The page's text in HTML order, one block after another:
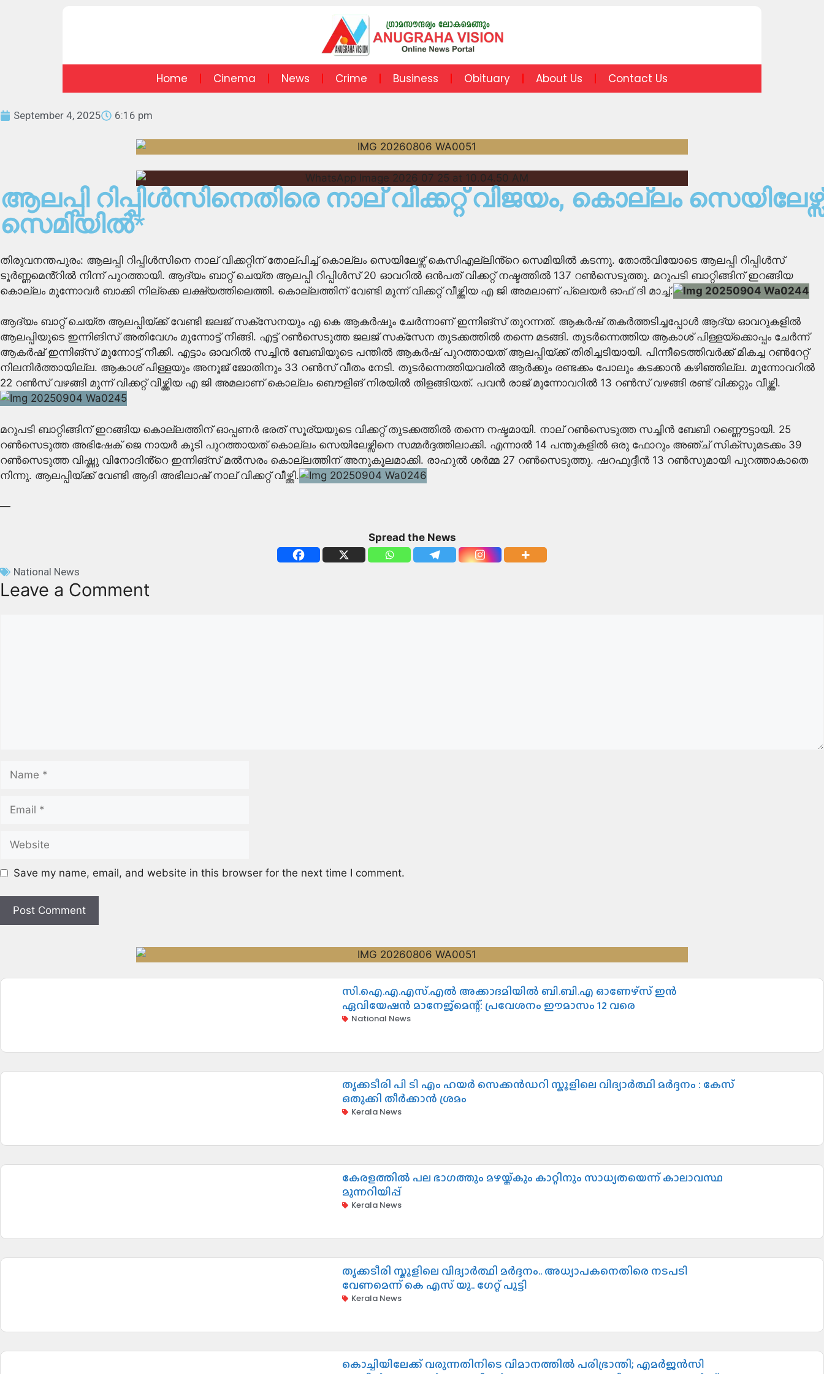
Home Cinema News Crime Business Obituary About Us Contact Us
September 4, 2025 6:16 pm
ആലപ്പി റിപ്പിൾസിനെതിരെ നാല് വിക്കറ്റ് വിജയം, കൊല്ലം സെയിലേഴ്സ്
സെമിയിൽ*
തിരുവനന്തപുരം: ആലപ്പി റിപ്പിൾസിനെ നാല് വിക്കറ്റിന് തോല്പിച്ച് കൊല്ലം സെയിലേഴ്സ് കെസിഎല്ലിൻ്റെ സെമിയിൽ കടന്നു. തോൽവിയോടെ ആലപ്പി റിപ്പിൾസ്
ടൂർണ്ണമെൻ്റിൽ നിന്ന് പുറത്തായി. ആദ്യം ബാറ്റ് ചെയ്ത ആലപ്പി റിപ്പിൾസ് 20 ഓവറിൽ ഒൻപത് വിക്കറ്റ് നഷ്ടത്തിൽ 137 റൺസെടുത്തു. മറുപടി ബാറ്റിങ്ങിന് ഇറങ്ങിയ
കൊല്ലം മൂന്നോവർ ബാക്കി നില്ക്കെ ലക്ഷ്യത്തിലെത്തി. കൊല്ലത്തിന് വേണ്ടി മൂന്ന് വിക്കറ്റ് വീഴ്ത്തിയ എ ജി അമലാണ് പ്ലെയർ ഓഫ് ദി മാച്ച്.
ആദ്യം ബാറ്റ് ചെയ്ത ആലപ്പിയ്ക്ക് വേണ്ടി ജലജ് സക്സേനയും എ കെ ആകർഷും ചേർന്നാണ് ഇന്നിങ്സ് തുറന്നത്. ആകർഷ് തകർത്തടിച്ചപ്പോൾ ആദ്യ ഓവറുകളിൽ
ആലപ്പിയുടെ ഇന്നിങിസ് അതിവേഗം മുന്നോട്ട് നീങ്ങി. എട്ട് റൺസെടുത്ത ജലജ് സക്സേന തുടക്കത്തിൽ തന്നെ മടങ്ങി. തുടർന്നെത്തിയ ആകാശ് പിള്ളയ്ക്കൊപ്പം ചേർന്ന്
ആകർഷ് ഇന്നിങ്സ് മുന്നോട്ട് നീക്കി. എട്ടാം ഓവറിൽ സച്ചിൻ ബേബിയുടെ പന്തിൽ ആകർഷ് പുറത്തായത് ആലപ്പിയ്ക്ക് തിരിച്ചടിയായി. പിന്നീടെത്തിവർക്ക് മികച്ച റൺറേറ്റ്
നിലനിർത്തായില്ല. ആകാശ് പിള്ളയും അനൂജ് ജോതിനും 33 റൺസ് വീതം നേടി. തുടർന്നെത്തിയവരിൽ ആർക്കും രണ്ടക്കം പോലും കടക്കാൻ കഴിഞ്ഞില്ല. മൂന്നോവറിൽ
22 റൺസ് വഴങ്ങി മൂന്ന് വിക്കറ്റ് വീഴ്ത്തിയ എ ജി അമലാണ് കൊല്ലം ബൌളിങ് നിരയിൽ തിളങ്ങിയത്. പവൻ രാജ് മൂന്നോവറിൽ 13 റൺസ് വഴങ്ങി രണ്ട് വിക്കറ്റും വീഴ്ത്തി.
മറുപടി ബാറ്റിങ്ങിന് ഇറങ്ങിയ കൊല്ലത്തിന് ഓപ്പണർ ഭരത് സൂര്യയുടെ വിക്കറ്റ് തുടക്കത്തിൽ തന്നെ നഷ്ടമായി. നാല് റൺസെടുത്ത സച്ചിൻ ബേബി റണ്ണൌട്ടായി. 25
റൺസെടുത്ത അഭിഷേക് ജെ നായർ കൂടി പുറത്തായത് കൊല്ലം സെയിലേഴ്സിനെ സമ്മർദ്ദത്തിലാക്കി. എന്നാൽ 14 പന്തുകളിൽ ഒരു ഫോറും അഞ്ച് സിക്സുമടക്കം 39
റൺസെടുത്ത വിഷ്ണു വിനോദിൻ്റെ ഇന്നിങ്സ് മൽസരം കൊല്ലത്തിന് അനുകൂലമാക്കി. രാഹുൽ ശർമ്മ 27 റൺസെടുത്തു. ഷറഫുദ്ദീൻ 13 റൺസുമായി പുറത്താകാതെ
നിന്നു. ആലപ്പിയ്ക്ക് വേണ്ടി ആദി അഭിലാഷ് നാല് വിക്കറ്റ് വീഴ്ത്തി.
—
Spread the News
National News
Leave a Comment
Save my name, email, and website in this browser for the next time I comment.
സി.ഐ.എ.എസ്.എൽ അക്കാദമിയിൽ ബി.ബി.എ ഓണേഴ്സ് ഇൻ
ഏവിയേഷൻ മാനേജ്മെന്റ്: പ്രവേശനം ഈമാസം 12 വരെ
National News
തൃക്കടീരി പി ടി എം ഹയർ സെക്കൻഡറി സ്കൂളിലെ വിദ്യാർത്ഥി മർദ്ദനം : കേസ്
ഒതുക്കി തീർക്കാൻ ശ്രമം
Kerala News
കേരളത്തിൽ പല ഭാഗത്തും മഴയ്ക്കും കാറ്റിനും സാധ്യതയെന്ന് കാലാവസ്ഥ
മുന്നറിയിപ്പ്
Kerala News
തൃക്കടീരി സ്കൂളിലെ വിദ്യാർത്ഥി മർദ്ദനം.. അധ്യാപകനെതിരെ നടപടി
വേണമെന്ന് കെ എസ് യു.. ഗേറ്റ് പൂട്ടി
Kerala News
കൊച്ചിയിലേക്ക് വരുന്നതിനിടെ വിമാനത്തിൽ പരിഭ്രാന്തി; എമർജൻസി